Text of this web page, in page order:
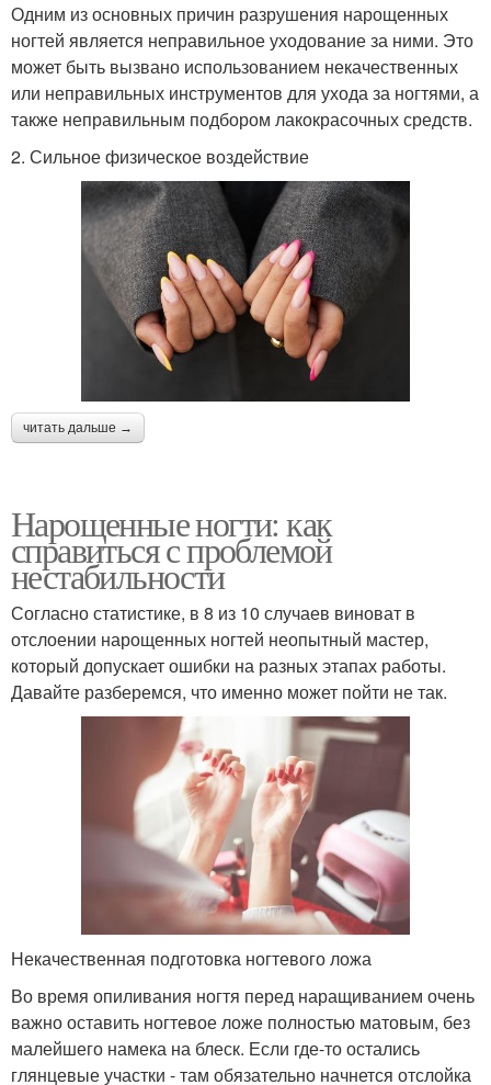
Одним из основных причин разрушения нарощенных
ногтей является неправильное уходование за ними. Это
может быть вызвано использованием некачественных
или неправильных инструментов для ухода за ногтями, а
также неправильным подбором лакокрасочных средств.
2. Сильное физическое воздействие
читать дальше →
Нарощенные ногти: как
справиться с проблемой
нестабильности
Согласно статистике, в 8 из 10 случаев виноват в
отслоении нарощенных ногтей неопытный мастер,
который допускает ошибки на разных этапах работы.
Давайте разберемся, что именно может пойти не так.
Некачественная подготовка ногтевого ложа
Во время опиливания ногтя перед наращиванием очень
важно оставить ногтевое ложе полностью матовым, без
малейшего намека на блеск. Если где-то остались
глянцевые участки - там обязательно начнется отслойка